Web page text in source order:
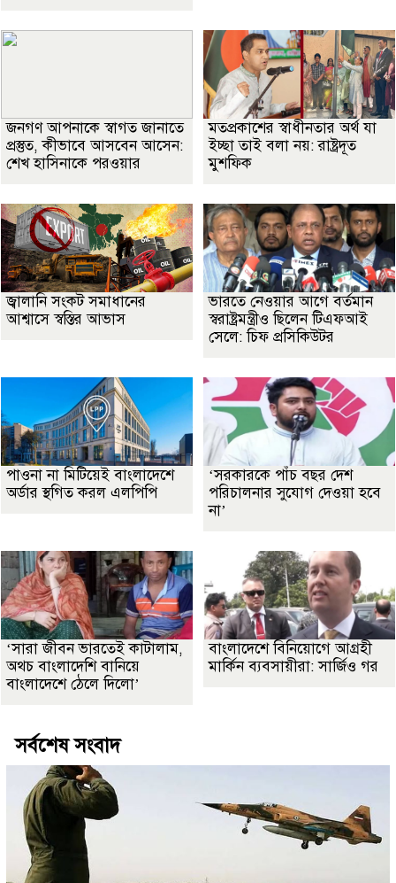
জনগণ আপনাকে স্বাগত জানাতে
প্রস্তুত, কীভাবে আসবেন আসেন:
শেখ হাসিনাকে পরওয়ার
মতপ্রকাশের স্বাধীনতার অর্থ যা
ইচ্ছা তাই বলা নয়: রাষ্ট্রদূত
মুশফিক
জ্বালানি সংকট সমাধানের
আশ্বাসে স্বস্তির আভাস
ভারতে নেওয়ার আগে বর্তমান
স্বরাষ্ট্রমন্ত্রীও ছিলেন টিএফআই
সেলে: চিফ প্রসিকিউটর
পাওনা না মিটিয়েই বাংলাদেশে
অর্ডার স্থগিত করল এলপিপি
‘সরকারকে পাঁচ বছর দেশ
পরিচালনার সুযোগ দেওয়া হবে
না’
‘সারা জীবন ভারতেই কাটালাম,
অথচ বাংলাদেশি বানিয়ে
বাংলাদেশে ঠেলে দিলো’
বাংলাদেশে বিনিয়োগে আগ্রহী
মার্কিন ব্যবসায়ীরা: সার্জিও গর
সর্বশেষ সংবাদ